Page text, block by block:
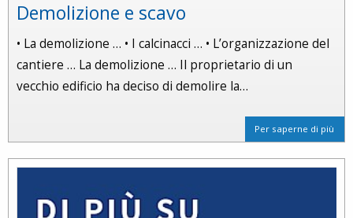
Demolizione e scavo
• La demolizione … • I calcinacci … • L’organizzazione del
cantiere … La demolizione … Il proprietario di un
vecchio edificio ha deciso di demolire la…
Per saperne di più